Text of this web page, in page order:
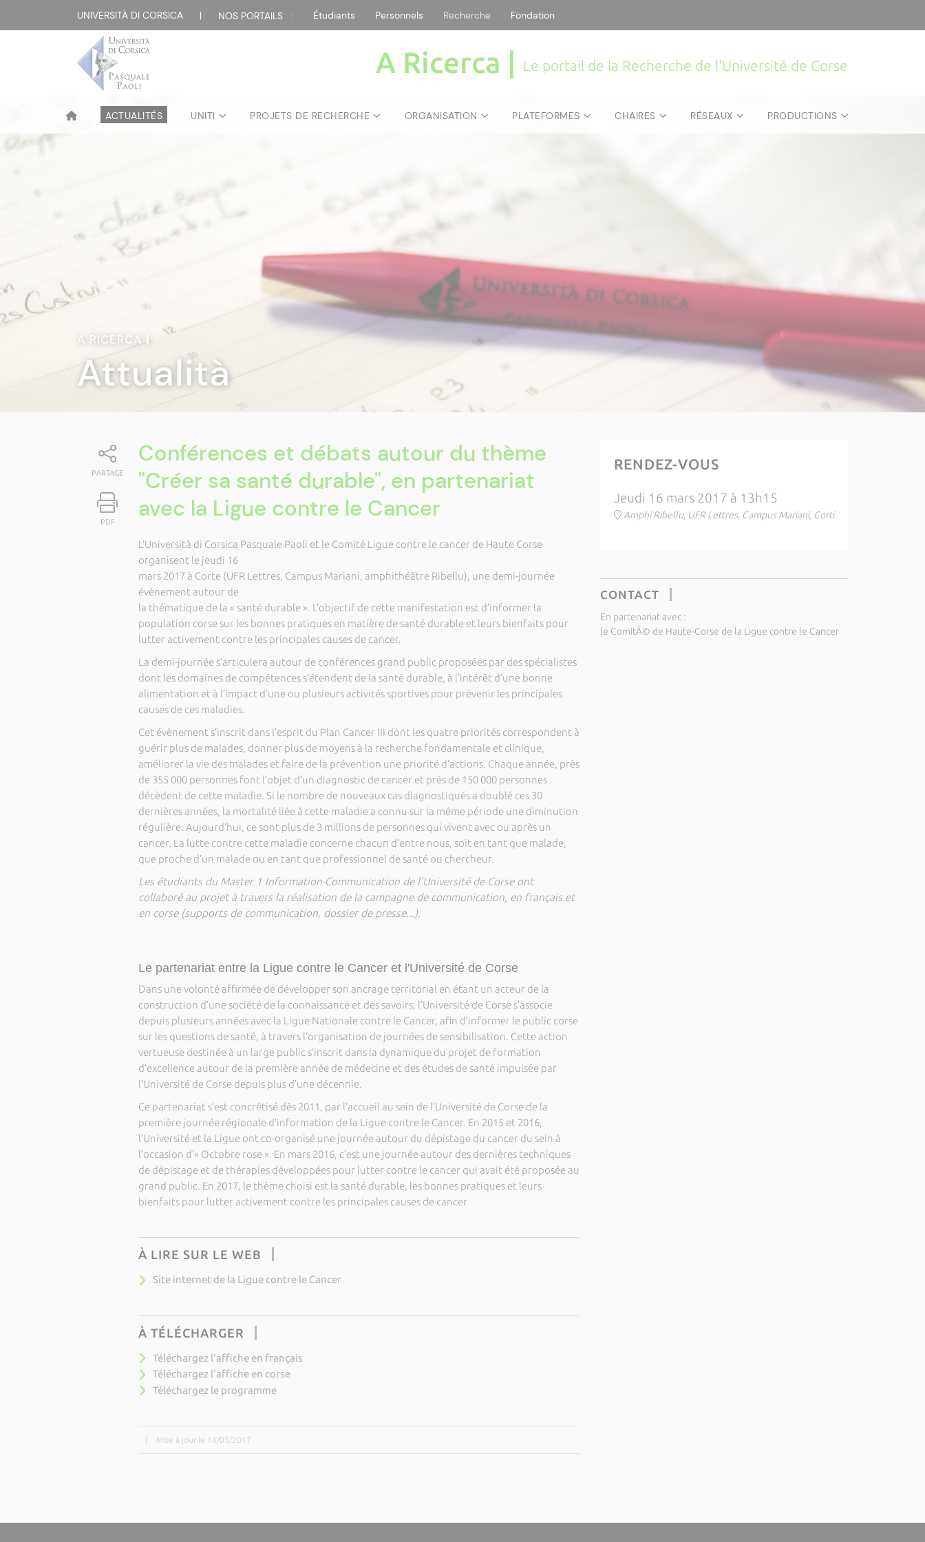
UNIVERSITÀ DI CORSICA | NOS PORTAILS : Étudiants Personnels Recherche Fondation
A Ricerca | Le portail de la Recherche de l'Université de Corse
ACTUALITÉS UNITI PROJETS DE RECHERCHE ORGANISATION PLATEFORMES CHAIRES RÉSEAUX PRODUCTIONS
A RICERCA|
Attualità
PARTAGE
PDF
Conférences et débats autour du thème
"Créer sa santé durable", en partenariat
avec la Ligue contre le Cancer
L’Università di Corsica Pasquale Paoli et le Comité Ligue contre le cancer de Haute Corse
organisent le jeudi 16
mars 2017 à Corte (UFR Lettres, Campus Mariani, amphithéâtre Ribellu), une demi-journée
évènement autour de
la thématique de la « santé durable ». L’objectif de cette manifestation est d’informer la
population corse sur les bonnes pratiques en matière de santé durable et leurs bienfaits pour
lutter activement contre les principales causes de cancer.
La demi-journée s’articulera autour de conférences grand public proposées par des spécialistes
dont les domaines de compétences s’étendent de la santé durable, à l’intérêt d’une bonne
alimentation et à l’impact d’une ou plusieurs activités sportives pour prévenir les principales
causes de ces maladies.
Cet évènement s’inscrit dans l’esprit du Plan Cancer III dont les quatre priorités correspondent à
guérir plus de malades, donner plus de moyens à la recherche fondamentale et clinique,
améliorer la vie des malades et faire de la prévention une priorité d’actions. Chaque année, près
de 355 000 personnes font l’objet d’un diagnostic de cancer et près de 150 000 personnes
décèdent de cette maladie. Si le nombre de nouveaux cas diagnostiqués a doublé ces 30
dernières années, la mortalité liée à cette maladie a connu sur la même période une diminution
régulière. Aujourd’hui, ce sont plus de 3 millions de personnes qui vivent avec ou après un
cancer. La lutte contre cette maladie concerne chacun d’entre nous, soit en tant que malade,
que proche d’un malade ou en tant que professionnel de santé ou chercheur.
Les étudiants du Master 1 Information-Communication de l'Université de Corse ont
collaboré au projet à travers la réalisation de la campagne de communication, en français et
en corse (supports de communication, dossier de presse...).
Le partenariat entre la Ligue contre le Cancer et l'Université de Corse
Dans une volonté affirmée de développer son ancrage territorial en étant un acteur de la
construction d’une société de la connaissance et des savoirs, l’Université de Corse s’associe
depuis plusieurs années avec la Ligue Nationale contre le Cancer, afin d’informer le public corse
sur les questions de santé, à travers l’organisation de journées de sensibilisation. Cette action
vertueuse destinée à un large public s’inscrit dans la dynamique du projet de formation
d’excellence autour de la première année de médecine et des études de santé impulsée par
l’Université de Corse depuis plus d’une décennie.
Ce partenariat s’est concrétisé dès 2011, par l’accueil au sein de l’Université de Corse de la
première journée régionale d’information de la Ligue contre le Cancer. En 2015 et 2016,
l’Université et la Ligue ont co-organisé une journée autour du dépistage du cancer du sein à
l’occasion d’« Octobre rose ». En mars 2016, c’est une journée autour des dernières techniques
de dépistage et de thérapies développées pour lutter contre le cancer qui avait été proposée au
grand public. En 2017, le thème choisi est la santé durable, les bonnes pratiques et leurs
bienfaits pour lutter activement contre les principales causes de cancer
À LIRE SUR LE WEB
Site internet de la Ligue contre le Cancer
À TÉLÉCHARGER
Téléchargez l'affiche en français
Téléchargez l'affiche en corse
Téléchargez le programme
Mise à jour le 14/03/2017
RENDEZ-VOUS
Jeudi 16 mars 2017 à 13h15
Amphi Ribellu, UFR Lettres, Campus Mariani, Corti
CONTACT
En partenariat avec :
le ComitÃ© de Haute-Corse de la Ligue contre le Cancer